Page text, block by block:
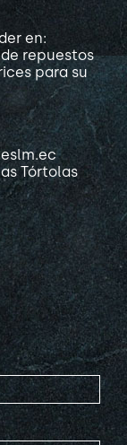
en:
repuestos
para su
Tórtolas